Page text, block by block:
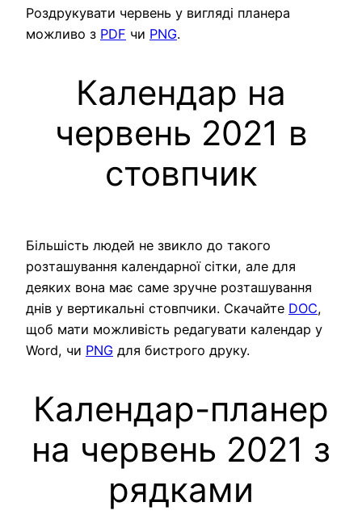
Роздрукувати червень у вигляді планера
можливо з PDF чи PNG.
Календар на
червень 2021 в
стовпчик
Більшість людей не звикло до такого
розташування календарної сітки, але для
деяких вона має саме зручне розташування
днів у вертикальні стовпчики. Скачайте DOC,
щоб мати можливість редагувати календар у
Word, чи PNG для бистрого друку.
Календар-планер
на червень 2021 з
рядками